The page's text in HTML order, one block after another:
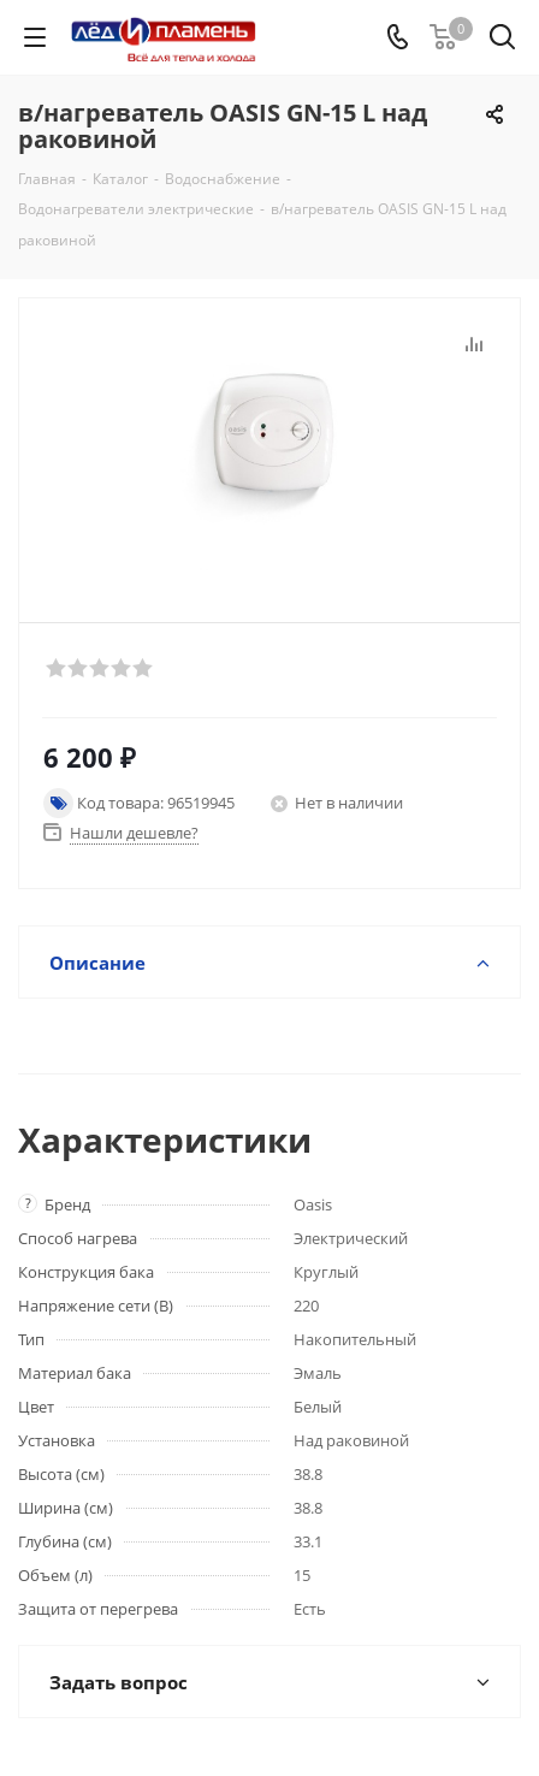
0
в/нагреватель OASIS GN-15 L над
раковиной
Главная - Каталог - Водоснабжение -
Водонагреватели электрические - в/нагреватель OASIS GN-15 L над
раковиной
6 200 ₽
Код товара: 96519945
Нет в наличии
Нашли дешевле?
Описание
Характеристики
? Бренд
Oasis
Способ нагрева
Электрический
Конструкция бака
Круглый
Напряжение сети (В)
220
Тип
Накопительный
Материал бака
Эмаль
Цвет
Белый
Установка
Над раковиной
Высота (см)
38.8
Ширина (см)
38.8
Глубина (см)
33.1
Объем (л)
15
Защита от перегрева
Есть
Задать вопрос